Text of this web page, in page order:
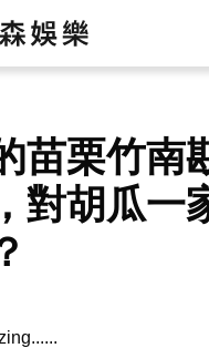
苗栗竹南
對胡瓜一